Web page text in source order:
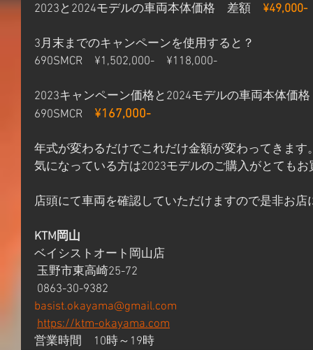
2023と2024モデルの車両本体価格　差額 ¥49,000-
3月末までのキャンペーンを使用すると？
690SMCR　¥1,502,000-　¥118,000-
2023キャンペーン価格と2024モデルの車両本体価
690SMCR ¥167,000-
年式が変わるだけでこれだけ金額が変わってきます
気になっている方は2023モデルのご購入がとても
店頭にて車両を確認していただけますので是非お店
KTM岡山
ベイシストオート岡山店
玉野市東高崎25-72
0863-30-9382
basist.okayama@gmail.com
https://ktm-okayama.com
営業時間　10時～19時